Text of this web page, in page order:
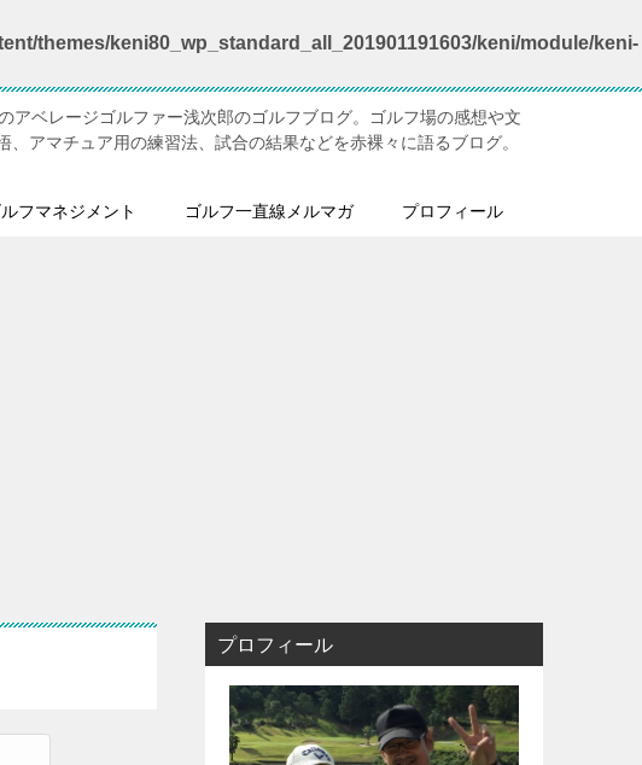
themes/keni80_wp_standard_all_201901191603/keni/module/keni-
アベレージゴルファー浅次郎のゴルフブログ。ゴルフ場の感想や文
、アマチュア用の練習法、試合の結果などを赤裸々に語るブログ。
フマネジメント ゴルフ一直線メルマガ プロフィール
プロフィール